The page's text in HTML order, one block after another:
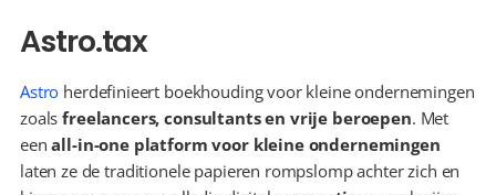
Astro.tax
Astro herdefinieert boekhouding voor kleine ondernemingen
zoals freelancers, consultants en vrije beroepen. Met
een all-in-one platform voor kleine ondernemingen
laten ze de traditionele papieren rompslomp achter zich en